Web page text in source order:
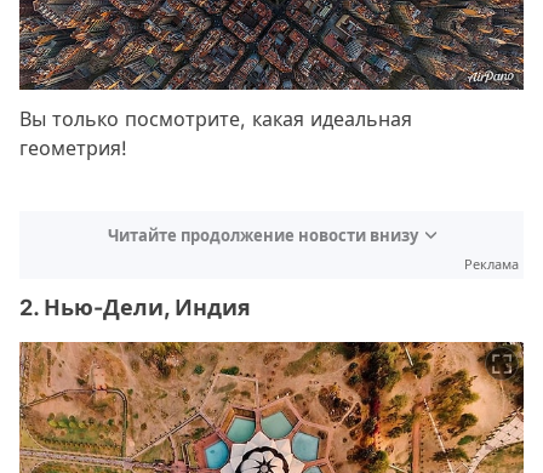
Вы только посмотрите, какая идеальная
геометрия!
Читайте продолжение новости внизу
Реклама
2. Нью-Дели, Индия